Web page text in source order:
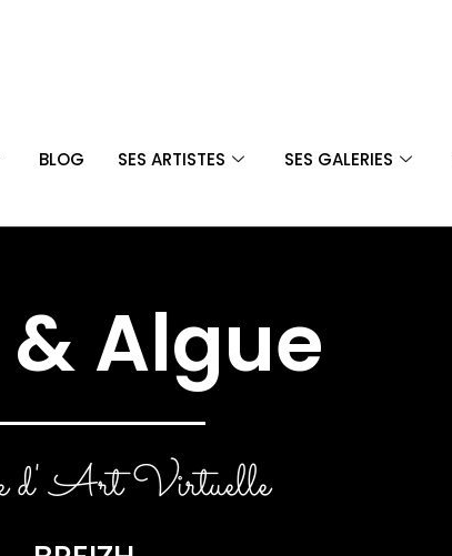
BLOG SES ARTISTES SES GALERIES
Algue
d' Art Virtuelle